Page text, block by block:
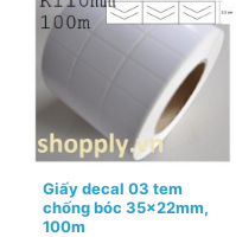
Giấy decal 03 tem
chống bóc 35x22mm,
100m